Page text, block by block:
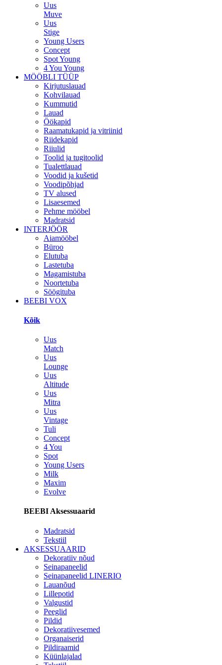
Uus
Muve
Uus
Stige
Young Users
Concept
Spot Young
4 You Young
MÖÖBLI TÜÜP
Kirjutuslauad
Kohvilauad
Kummutid
Lauad
Öökapid
Raamatukapid ja vitriinid
Riidekapid
Riiulid
Toolid ja tugitoolid
Tualettlauad
Voodid ja kušetid
Voodipõhjad
TV alused
Lisaesemed
Pehme mööbel
Madratsid
INTERJÖÖR
Aiamööbel
Büroo
Elutuba
Lastetuba
Magamistuba
Noortetuba
Söögituba
BEEBI VOX
Kõik
Uus
Match
Uus
Lounge
Uus
Altitude
Uus
Mitra
Uus
Vintage
Tuli
Concept
4 You
Spot
Young Users
Milk
Maxim
Evolve
BEEBI Aksessuaarid
Madratsid
Tekstiil
AKSESSUAARID
Dekoratiiv nõud
Seinapaneelid
Seinapaneelid LINERIO
Lauanõud
Lillepotid
Valgustid
Peeglid
Pildid
Dekoratiivesemed
Organaiserid
Pildiraamid
Küünlajalad